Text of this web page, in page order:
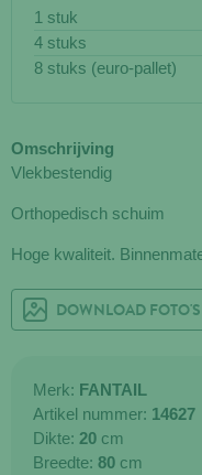
1 stuk
4 stuks
8 stuks (euro-pallet)
Omschrijving
Vlekbestendig
Orthopedisch schuim
Hoge kwaliteit.
DOWNLOAD FOTO'S
Merk: FANTAIL
Artikel nummer: 14627
Dikte: 20 cm
Breedte: 80 cm